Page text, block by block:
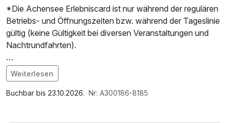
*Die Achensee Erlebniscard ist nur während der regulären
Betriebs- und Öffnungszeiten bzw. während der Tageslinie
gültig (keine Gültigkeit bei diversen Veranstaltungen und
Nachtrundfahrten).
Seien Sie "Aktiv am Achensee"!
Nach einem gelungenen Start in den Tag können Sie ganz
Im Angebot enthalten
1 x Welcome Drink, Saunabenutzung, Saunatuch,
Weiterlesen
Buchbar bis 23.10.2026. Nr: A300186-8185